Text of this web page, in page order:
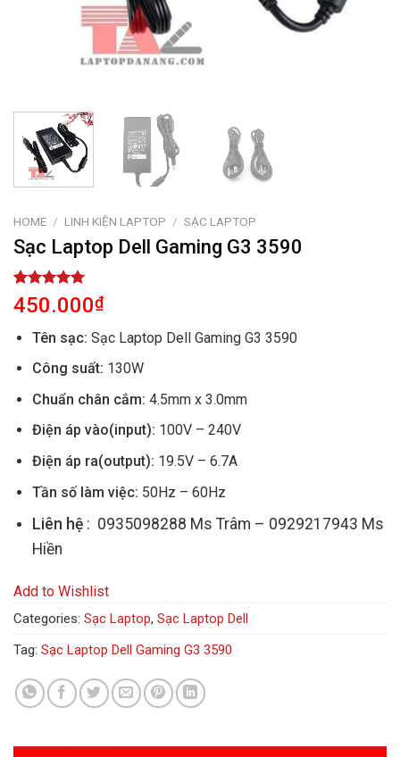
HOME / LINH KIỆN LAPTOP / SẠC LAPTOP
Sạc Laptop Dell Gaming G3 3590
Rated
5.00
out of 5
1
customer
450.000₫
Tên sạc: Sạc Laptop Dell Gaming G3 3590
Công suất: 130W
Chuẩn chân cắm: 4.5mm x 3.0mm
Điện áp vào(input): 100V – 240V
Điện áp ra(output): 19.5V – 6.7A
Tần số làm việc: 50Hz – 60Hz
Liên hệ: 0935098288 Ms Trâm – 0929217943 Ms
Hiền
Add to Wishlist
Categories: Sạc Laptop, Sạc Laptop Dell
Tag: Sạc Laptop Dell Gaming G3 3590